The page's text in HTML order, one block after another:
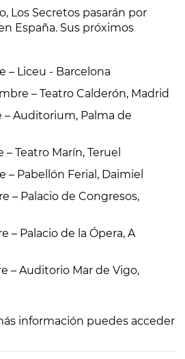
Los Secretos pasarán por
España. Sus próximos
– Liceu - Barcelona
– Teatro Calderón, Madrid
Auditorium, Palma de
– Teatro Marín, Teruel
– Pabellón Ferial, Daimiel
– Palacio de Congresos,
– Palacio de la Ópera, A
– Auditorio Mar de Vigo,
información puedes acceder